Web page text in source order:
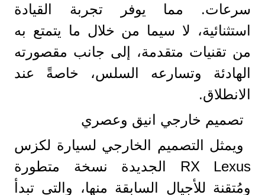
سرعات. مما يوفر تجربة القيادة
استثنائية، لا سيما من خلال ما يتمتع به
من تقنيات متقدمة، إلى جانب مقصورته
الهادئة وتسارعه السلس، خاصةً عند
الانطلاق.
تصميم خارجي انيق وعصري
ويمثل التصميم الخارجي لسيارة لكزس
RX Lexus الجديدة نسخة متطورة
ومُتقنة للأجيال السابقة منها، والتي تبدأ